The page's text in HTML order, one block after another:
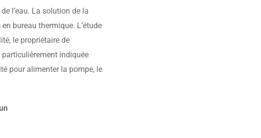
l’eau. La solution de la
bureau thermique. L’étude
le propriétaire de
indiquée
pour alimenter la pompe, le